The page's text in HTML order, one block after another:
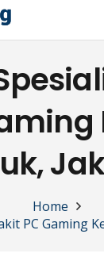
Home
PC Gaming